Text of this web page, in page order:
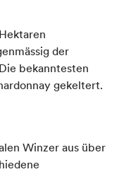
der
bekanntesten
gekeltert.
Winzer aus über